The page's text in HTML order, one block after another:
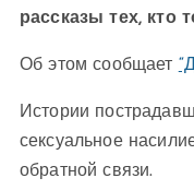
рассказы тех, кто
Об этом сообщает
Истории
сексуальное
обратной связи.